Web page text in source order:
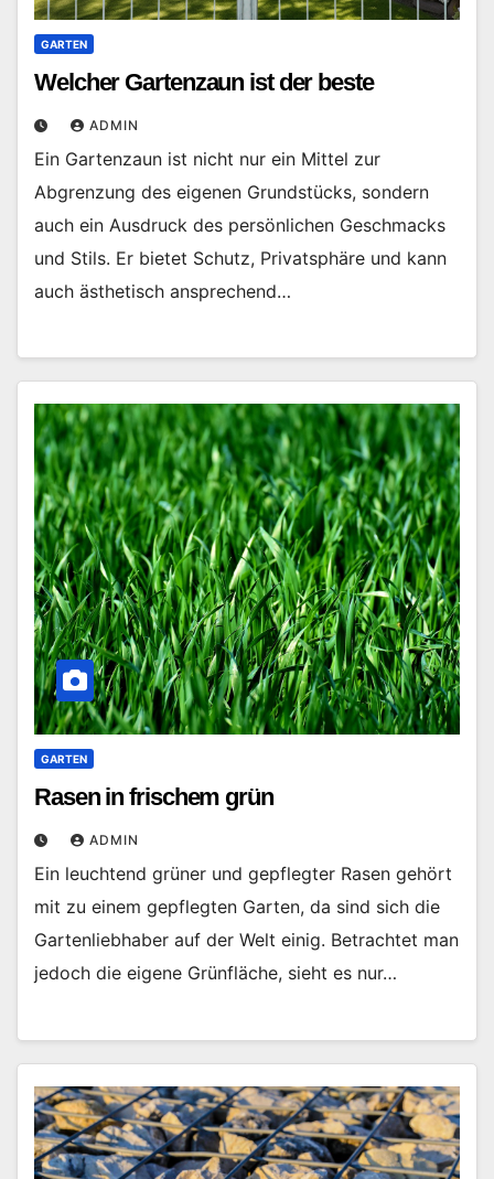
GARTEN
Welcher Gartenzaun ist der beste
ADMIN
Ein Gartenzaun ist nicht nur ein Mittel zur
Abgrenzung des eigenen Grundstücks, sondern
auch ein Ausdruck des persönlichen Geschmacks
und Stils. Er bietet Schutz, Privatsphäre und kann
auch ästhetisch ansprechend…
GARTEN
Rasen in frischem grün
ADMIN
Ein leuchtend grüner und gepflegter Rasen gehört
mit zu einem gepflegten Garten, da sind sich die
Gartenliebhaber auf der Welt einig. Betrachtet man
jedoch die eigene Grünfläche, sieht es nur…